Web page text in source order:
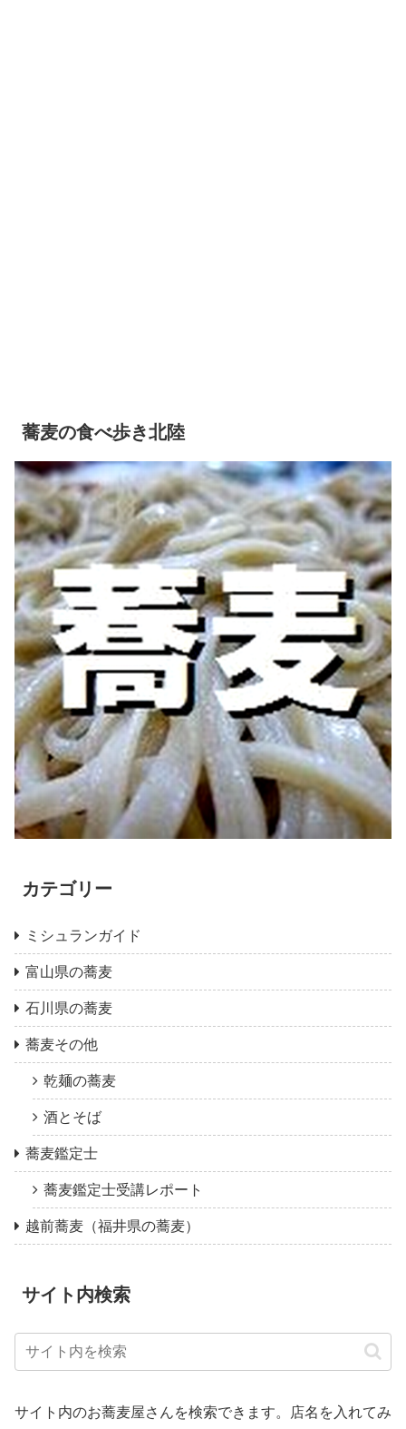
蕎麦の食べ歩き北陸
カテゴリー
ミシュランガイド
富山県の蕎麦
石川県の蕎麦
蕎麦その他
乾麺の蕎麦
酒とそば
蕎麦鑑定士
蕎麦鑑定士受講レポート
越前蕎麦（福井県の蕎麦）
サイト内検索
サイト内のお蕎麦屋さんを検索できます。店名を入れてみ